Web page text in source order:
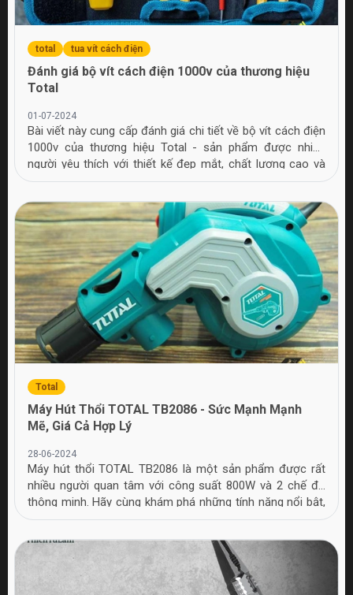
total tua vít cách điện
Đánh giá bộ vít cách điện 1000v của thương hiệu
Total
01-07-2024
Bài viết này cung cấp đánh giá chi tiết về bộ vít cách điện
1000v của thương hiệu Total - sản phẩm được nhiều
người yêu thích với thiết kế đẹp mắt, chất lượng cao và
giá hợp lý.
Total
Máy Hút Thổi TOTAL TB2086 - Sức Mạnh Mạnh
Mẽ, Giá Cả Hợp Lý
28-06-2024
Máy hút thổi TOTAL TB2086 là một sản phẩm được rất
nhiều người quan tâm với công suất 800W và 2 chế độ
thông minh. Hãy cùng khám phá những tính năng nổi bật,
thiết kế ấn tượng và đánh giá tổng thể của chiếc máy này.